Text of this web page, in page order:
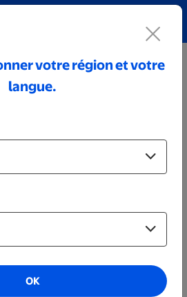
le jour même
votre région et votre
langue.
OK